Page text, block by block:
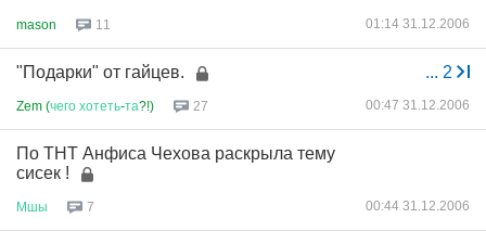
mason 11 01:14 31.12.2006
... 2
"Подарки" от гайцев.
Zem (чего хотеть-та?!) 27 00:47 31.12.2006
По ТНТ Анфиса Чехова раскрыла тему
сисек !
Мшы 7 00:44 31.12.2006